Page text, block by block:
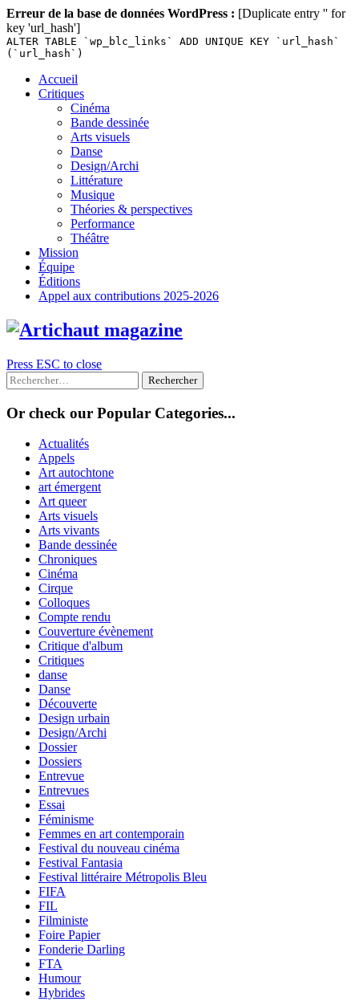
Erreur de la base de données WordPress : [Duplicate entry '' for
key 'url_hash']
ALTER TABLE `wp_blc_links` ADD UNIQUE KEY `url_hash`
(`url_hash`)
Skip
Accueil
Critiques
Cinéma
Bande dessinée
Arts visuels
Danse
Design/Archi
Littérature
Musique
Théories & perspectives
Performance
Théâtre
Mission
Équipe
Éditions
Appel aux contributions 2025-2026
Press ESC to close
Rechercher :
Or check our Popular Categories...
Actualités
Appels
Art autochtone
art émergent
Art queer
Arts visuels
Arts vivants
Bande dessinée
Chroniques
Cinéma
Cirque
Colloques
Compte rendu
Couverture évènement
Critique d'album
Critiques
danse
Danse
Découverte
Design urbain
Design/Archi
Dossier
Dossiers
Entrevue
Entrevues
Essai
Féminisme
Femmes en art contemporain
Festival du nouveau cinéma
Festival Fantasia
Festival littéraire Métropolis Bleu
FIFA
FIL
Filministe
Foire Papier
Fonderie Darling
FTA
Humour
Hybrides